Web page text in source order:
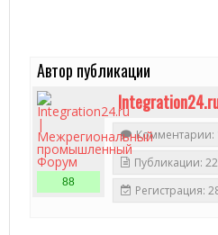
Автор публикации
88
Комментарии:
Публикации:
Регистрация: